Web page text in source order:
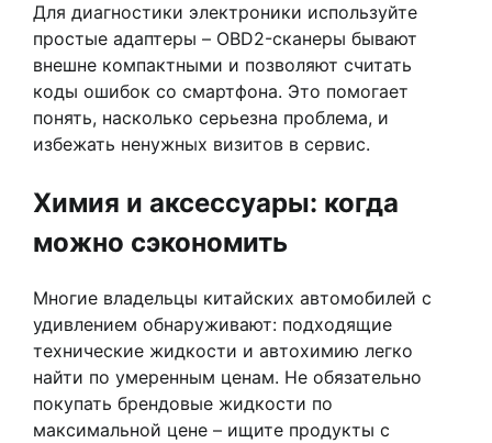
Для диагностики электроники используйте
простые адаптеры – OBD2-сканеры бывают
внешне компактными и позволяют считать
коды ошибок со смартфона. Это помогает
понять, насколько серьезна проблема, и
избежать ненужных визитов в сервис.
Химия и аксессуары: когда
можно сэкономить
Многие владельцы китайских автомобилей с
удивлением обнаруживают: подходящие
технические жидкости и автохимию легко
найти по умеренным ценам. Не обязательно
покупать брендовые жидкости по
максимальной цене – ищите продукты с